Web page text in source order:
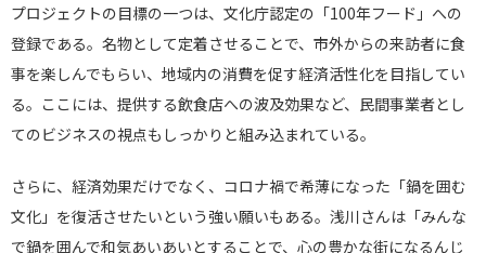
プロジェクトの目標の一つは、文化庁認定の「100年フード」への
登録である。名物として定着させることで、市外からの来訪者に食
事を楽しんでもらい、地域内の消費を促す経済活性化を目指してい
る。ここには、提供する飲食店への波及効果など、民間事業者とし
てのビジネスの視点もしっかりと組み込まれている。
さらに、経済効果だけでなく、コロナ禍で希薄になった「鍋を囲む
文化」を復活させたいという強い願いもある。浅川さんは「みんな
で鍋を囲んで和気あいあいとすることで、心の豊かな街になるんじ